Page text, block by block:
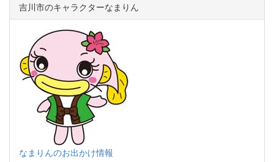
吉川市のキャラクターなまりん
なまりんのお出かけ情報